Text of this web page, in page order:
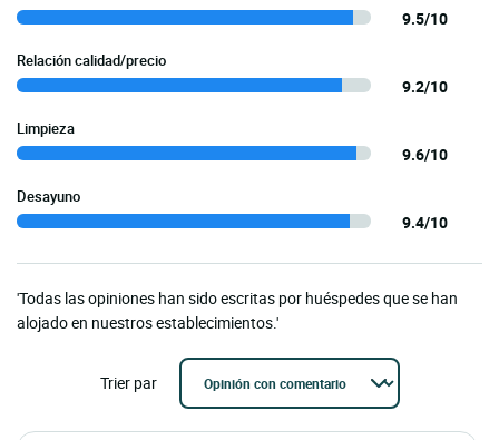
9.5/10
Relación calidad/precio
9.2/10
Limpieza
9.6/10
Desayuno
9.4/10
'Todas las opiniones han sido escritas por huéspedes que se han
alojado en nuestros establecimientos.'
Trier par